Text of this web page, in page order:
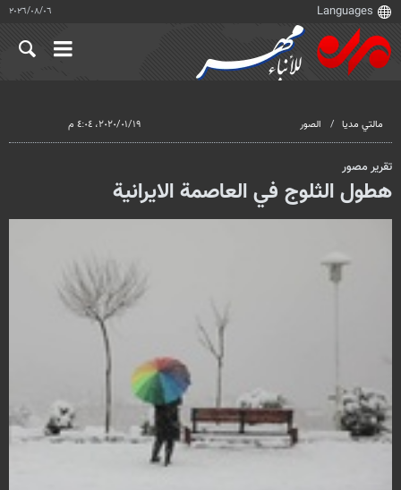
٠٦‏/٠٨‏/٢٠٢٦
مالتي مدیا الصور ١٩‏/٠١‏/٢٠٢٠، ٤:٠٤ م
تقرير مصور
هطول الثلوج في العاصمة الايرانية